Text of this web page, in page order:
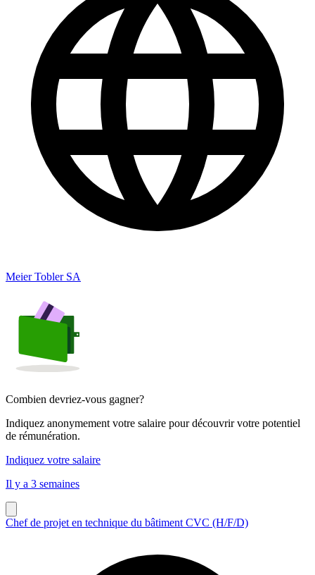
Meier Tobler SA
Combien devriez-vous gagner?
Indiquez anonymement votre salaire pour découvrir votre potentiel
de rémunération.
Indiquez votre salaire
Il y a 3 semaines
Chef de projet en technique du bâtiment CVC (H/F/D)